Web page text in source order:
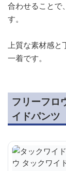
合わせることで
す。
上質な素材感と
一着です。
フリーフロ
イドパンツ